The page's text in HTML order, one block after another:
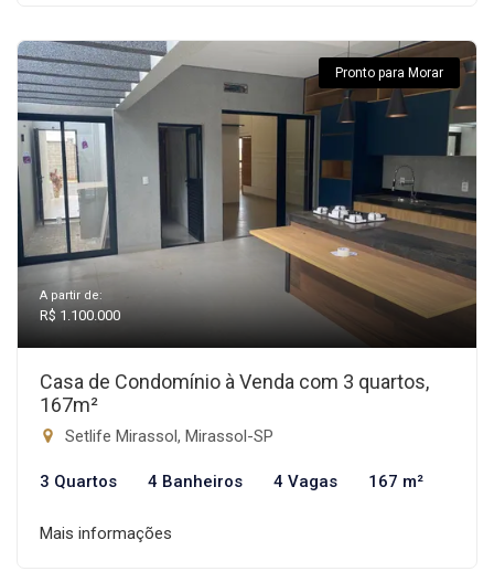
Pronto para Morar
A partir de:
R$ 1.100.000
Casa de Condomínio à Venda com 3 quartos,
167m²
Setlife Mirassol, Mirassol-SP
3 Quartos 4 Banheiros 4 Vagas 167 m²
Mais informações